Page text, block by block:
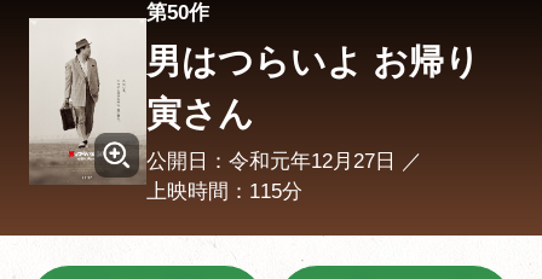
第50作
男はつらいよ お帰り
寅さん
公開日：令和元年12月27日 ／
上映時間：115分